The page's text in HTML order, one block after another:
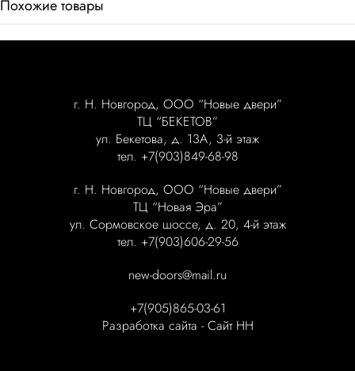
Похожие товары
г. Н. Новгород, ООО “Новые двери”
ТЦ “БЕКЕТОВ”
ул. Бекетова, д. 13А, 3-й этаж
тел. +7(903)849-68-98
г. Н. Новгород, ООО “Новые двери”
ТЦ “Новая Эра”
ул. Сормовское шоссе, д. 20, 4-й этаж
тел. +7(903)606-29-56
new-doors@mail.ru
+7(905)865-03-61
Разработка сайта -Сайт НН